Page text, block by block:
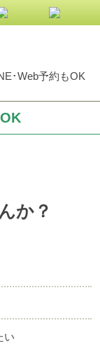
･Web予約もOK
か？
い